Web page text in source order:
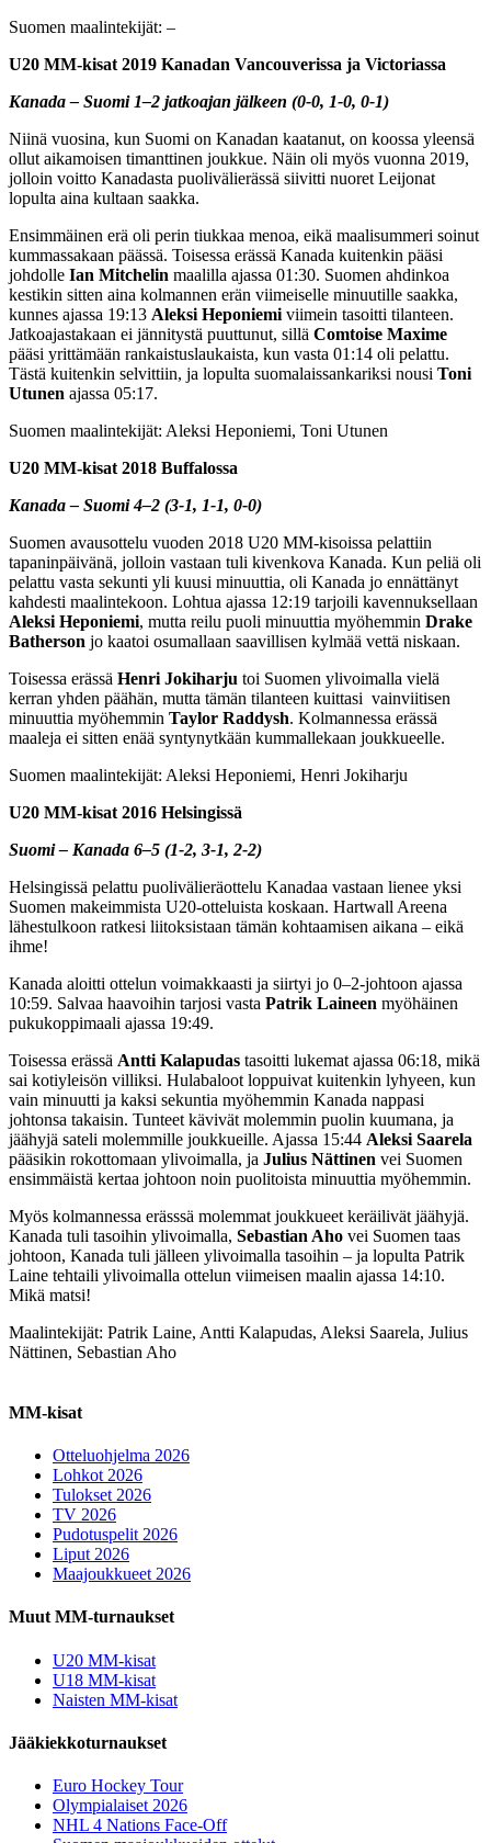
Suomen maalintekijät: –
U20 MM-kisat 2019 Kanadan Vancouverissa ja Victoriassa
Kanada – Suomi 1–2 jatkoajan jälkeen (0-0, 1-0, 0-1)
Niinä vuosina, kun Suomi on Kanadan kaatanut, on koossa yleensä
ollut aikamoisen timanttinen joukkue. Näin oli myös vuonna 2019,
jolloin voitto Kanadasta puolivälierässä siivitti nuoret Leijonat
lopulta aina kultaan saakka.
Ensimmäinen erä oli perin tiukkaa menoa, eikä maalisummeri soinut
kummassakaan päässä. Toisessa erässä Kanada kuitenkin pääsi
johdolle Ian Mitchelin maalilla ajassa 01:30. Suomen ahdinkoa
kestikin sitten aina kolmannen erän viimeiselle minuutille saakka,
kunnes ajassa 19:13 Aleksi Heponiemi viimein tasoitti tilanteen.
Jatkoajastakaan ei jännitystä puuttunut, sillä Comtoise Maxime
pääsi yrittämään rankaistuslaukaista, kun vasta 01:14 oli pelattu.
Tästä kuitenkin selvittiin, ja lopulta suomalaissankariksi nousi Toni
Utunen ajassa 05:17.
Suomen maalintekijät: Aleksi Heponiemi, Toni Utunen
U20 MM-kisat 2018 Buffalossa
Kanada – Suomi 4–2 (3-1, 1-1, 0-0)
Suomen avausottelu vuoden 2018 U20 MM-kisoissa pelattiin
tapaninpäivänä, jolloin vastaan tuli kivenkova Kanada. Kun peliä oli
pelattu vasta sekunti yli kuusi minuuttia, oli Kanada jo ennättänyt
kahdesti maalintekoon. Lohtua ajassa 12:19 tarjoili kavennuksellaan
Aleksi Heponiemi, mutta reilu puoli minuuttia myöhemmin Drake
Batherson jo kaatoi osumallaan saavillisen kylmää vettä niskaan.
Toisessa erässä Henri Jokiharju toi Suomen ylivoimalla vielä
kerran yhden päähän, mutta tämän tilanteen kuittasi vainviitisen
minuuttia myöhemmin Taylor Raddysh. Kolmannessa erässä
maaleja ei sitten enää syntynytkään kummallekaan joukkueelle.
Suomen maalintekijät: Aleksi Heponiemi, Henri Jokiharju
U20 MM-kisat 2016 Helsingissä
Suomi – Kanada 6–5 (1-2, 3-1, 2-2)
Helsingissä pelattu puolivälieräottelu Kanadaa vastaan lienee yksi
Suomen makeimmista U20-otteluista koskaan. Hartwall Areena
lähestulkoon ratkesi liitoksistaan tämän kohtaamisen aikana – eikä
ihme!
Kanada aloitti ottelun voimakkaasti ja siirtyi jo 0–2-johtoon ajassa
10:59. Salvaa haavoihin tarjosi vasta Patrik Laineen myöhäinen
pukukoppimaali ajassa 19:49.
Toisessa erässä Antti Kalapudas tasoitti lukemat ajassa 06:18, mikä
sai kotiyleisön villiksi. Hulabaloot loppuivat kuitenkin lyhyeen, kun
vain minuutti ja kaksi sekuntia myöhemmin Kanada nappasi
johtonsa takaisin. Tunteet kävivät molemmin puolin kuumana, ja
jäähyjä sateli molemmille joukkueille. Ajassa 15:44 Aleksi Saarela
pääsikin rokottomaan ylivoimalla, ja Julius Nättinen vei Suomen
ensimmäistä kertaa johtoon noin puolitoista minuuttia myöhemmin.
Myös kolmannessa erässsä molemmat joukkueet keräilivät jäähyjä.
Kanada tuli tasoihin ylivoimalla, Sebastian Aho vei Suomen taas
johtoon, Kanada tuli jälleen ylivoimalla tasoihin – ja lopulta Patrik
Laine tehtaili ylivoimalla ottelun viimeisen maalin ajassa 14:10.
Mikä matsi!
Maalintekijät: Patrik Laine, Antti Kalapudas, Aleksi Saarela, Julius
Nättinen, Sebastian Aho
MM-kisat
Otteluohjelma 2026
Lohkot 2026
Tulokset 2026
TV 2026
Pudotuspelit 2026
Liput 2026
Maajoukkueet 2026
Muut MM-turnaukset
U20 MM-kisat
U18 MM-kisat
Naisten MM-kisat
Jääkiekkoturnaukset
Euro Hockey Tour
Olympialaiset 2026
NHL 4 Nations Face-Off